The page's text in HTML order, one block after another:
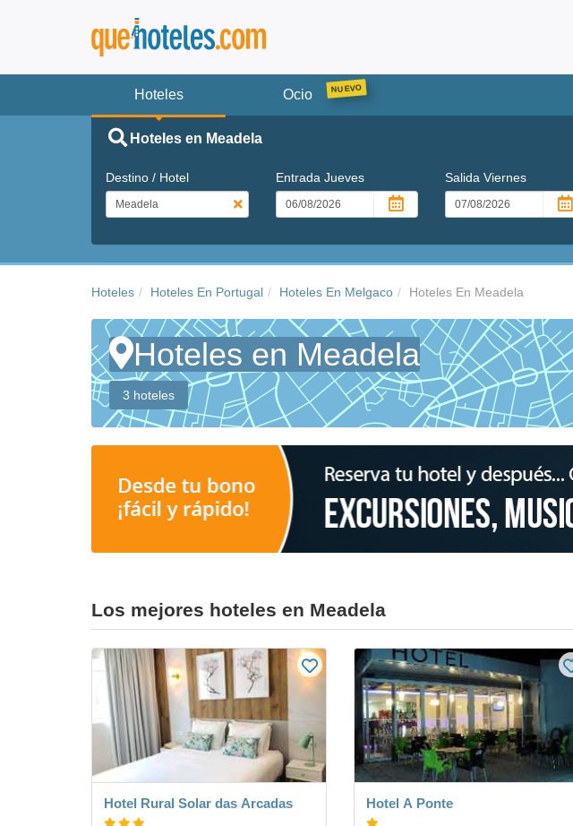
Hoteles Ocio
Hoteles en Meadela
Destino / Hotel Entrada Jueves SalidaViernes
Hoteles Hoteles En Portugal Hoteles En Melgaco Hoteles En Meadela
Hoteles en Meadela
3 hoteles
Los mejores hoteles en Meadela
Hotel Rural Solar das Arcadas Hotel A Ponte